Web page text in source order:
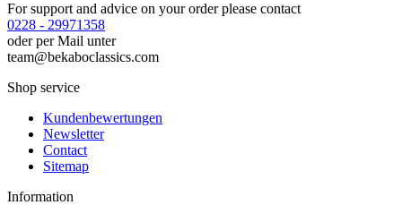
For support and advice on your order please contact
0228 - 29971358
oder per Mail unter
team@bekaboclassics.com
Shop service
Kundenbewertungen
Newsletter
Contact
Sitemap
Information